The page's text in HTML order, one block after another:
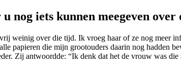
nog iets kunnen meegeven over
weinig over die tijd. Ik vroeg haar of ze nog meer
papieren die mijn grootouders daarin nog hadden
Zij antwoordde: “Ik denk dat het de vrouw was die